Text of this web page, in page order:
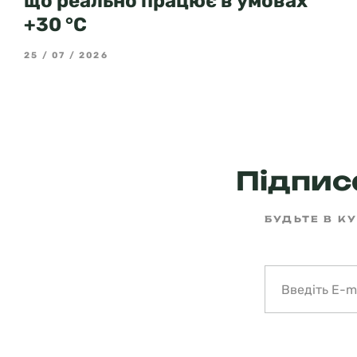
+30 °C
25 / 07 / 2026
БУДЬТЕ В